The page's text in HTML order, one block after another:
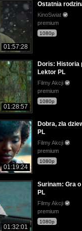
01:57:28
Ostatnia
KinoSwiat
premium
1080p
01:28:57
Doris: Historia
Lektor PL
Filmy Akcji
premium
1080p
01:19:24
Dobra, zła
PL
Filmy Akcji
premium
1080p
01:32:01
Surinam: Gra o
PL
Filmy Akcji
premium
1080p